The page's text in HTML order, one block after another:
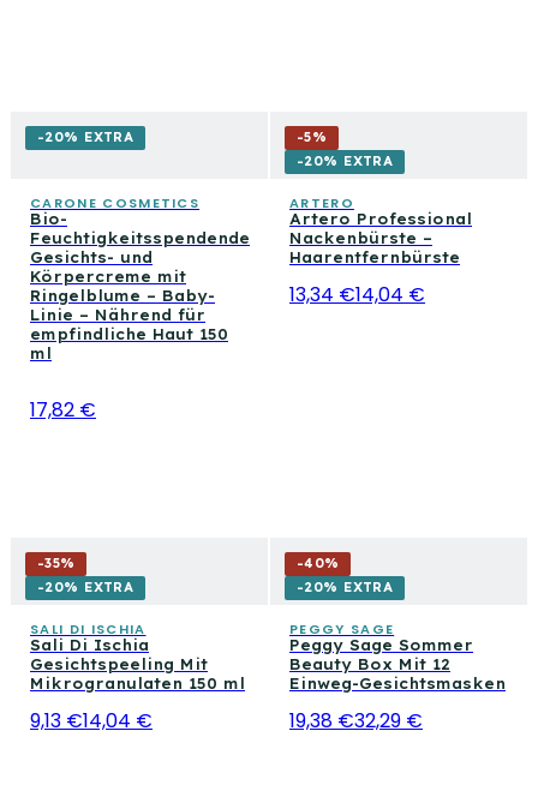
-20% EXTRA
CARONE COSMETICS
Bio-
Feuchtigkeitsspendende
Gesichts- und
Körpercreme mit
Ringelblume – Baby-
Linie – Nährend für
empfindliche Haut 150
ml
17,82 €
-5%
-20% EXTRA
ARTERO
Artero Professional
Nackenbürste –
Haarentfernbürste
13,34 €14,04 €
-35%
-20% EXTRA
SALI DI ISCHIA
Sali Di Ischia
Gesichtspeeling Mit
Mikrogranulaten 150 ml
9,13 €14,04 €
-40%
-20% EXTRA
PEGGY SAGE
Peggy Sage Sommer
Beauty Box Mit 12
Einweg-Gesichtsmasken
19,38 €32,29 €